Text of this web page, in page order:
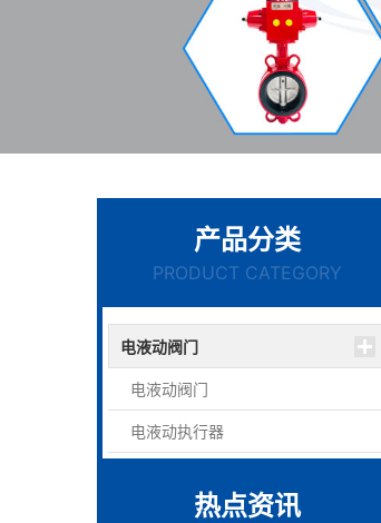
产品分类
PRODUCT CATEGORY
电液动阀门
电液动阀门
电液动执行器
热点资讯